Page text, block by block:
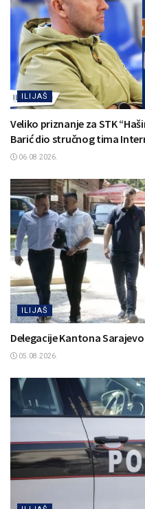
ILIJAŠ
Veliko priznanje za STK
Barić dio stručnog tima
06.08.2026.
ILIJAŠ
Delegacije Kantona
05.08.2026.